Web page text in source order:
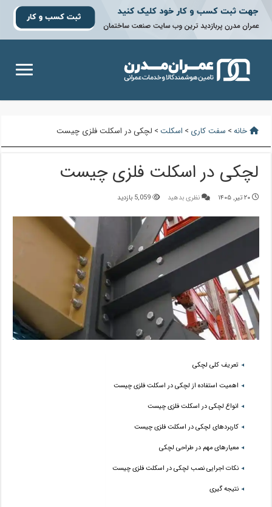
خانه> سفت کاری > اسکلت> لچکی در اسکلت فلزی چیست
لچکی در اسکلت فلزی چیست
۲۰ تیر, ۱۴۰۵ نظری بدهید 5,059 بازدید
تعریف کلی لچکی
اهمیت استفاده از لچکی در اسکلت فلزی چیست
انواع لچکی در اسکلت فلزی چیست
کاربردهای لچکی در اسکلت فلزی چیست
معیارهای مهم در طراحی لچکی
نکات اجرایی نصب لچکی در اسکلت فلزی چیست
نتیجه گیری